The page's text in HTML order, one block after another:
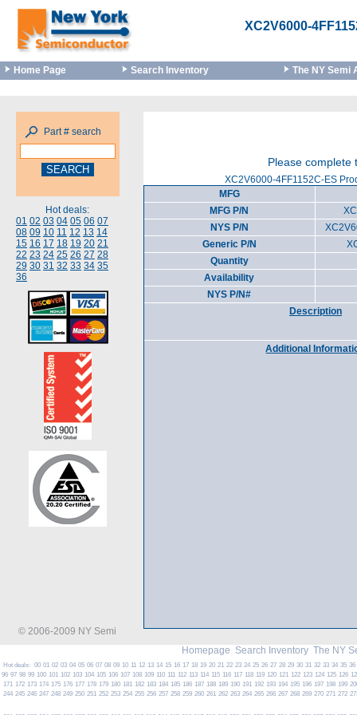
XC2V6000-
Home Page Search Inventory The NY Semi
Part # search
Hot deals:
01 02 03 04 05 06 07
08 09 10 11 12 13 14
15 16 17 18 19 20 21
22 23 24 25 26 27 28
29 30 31 32 33 34 35
36
Please
XC2V6000-4FF1152C-ES
MFG
MFG P/N
NYS P/N
Generic P/N
Quantity
Availability
NYS P/N#
Description
Additional
© 2006-2009 NY Semi
Homepage Search Inventory The NY
Hot deals: 00 01 02 03 04 05 06 07 08 09 10 11 12 13 14 15 16 17 18 19 20 21 22 23 24 25 26 27 28 29 30 31 32 33 34 35 36
96 97 98 99 100 101 102 103 104 105 106 107 108 109 110 111 112 113 114 115 116 117 118 119 120 121 122 123 124 125 126
171 172 173 174 175 176 177 178 179 180 181 182 183 184 185 186 187 188 189 190 191 192 193 194 195 196 197 198 199
244 245 246 247 248 249 250 251 252 253 254 255 256 257 258 259 260 261 262 263 264 265 266 267 268 269 270 271 272